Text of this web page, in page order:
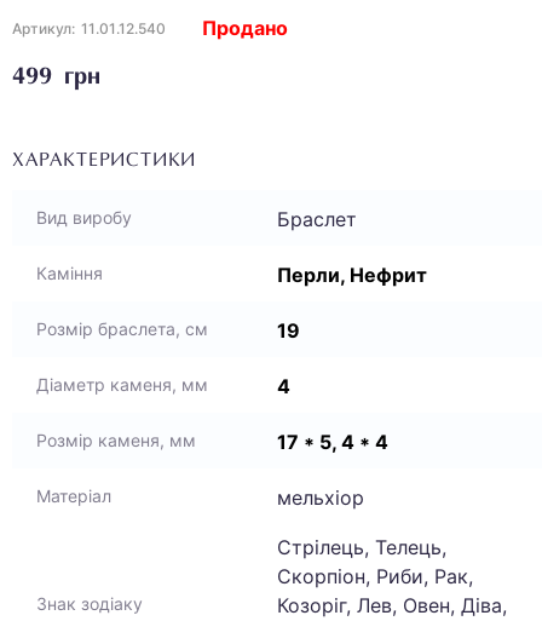
Артикул: 11.01.12.540
499 грн
Продано
ХАРАКТЕРИСТИКИ
Вид виробу Браслет
Каміння Перли, Нефрит
Розмір браслета, см 19
Діаметр каменя, мм 4
Розмір каменя, мм 17 * 5, 4 * 4
Матеріал мельхіор
Знак зодіаку
Стрілець, Телець,
Скорпіон, Риби, Рак,
Козоріг, Лев, Овен, Діва,